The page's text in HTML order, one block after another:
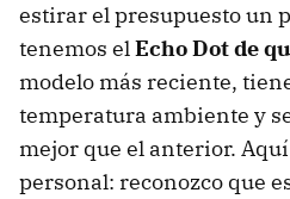
estirar el presupuesto un
tenemos elEcho Dot de
modelo más reciente,
temperatura ambiente y
mejor que el anterior.
personal: reconozco que